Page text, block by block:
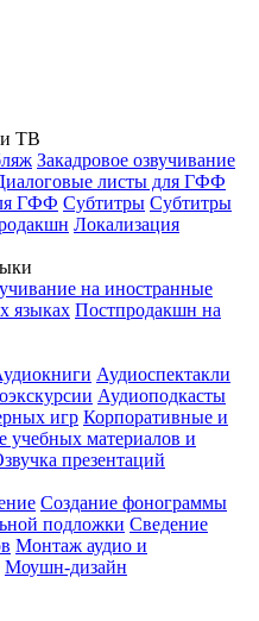
и ТВ
Закадровое озвучивание
листы для ГФФ
ГФФ Субтитры Субтитры
Локализация
на иностранные
языках Постпродакшн на
Аудиоспектакли
Аудиоподкасты
игр Корпоративные и
учебных материалов и
презентаций
Создание фонограммы
подложки Сведение
Монтаж аудио и
Моушн-дизайн